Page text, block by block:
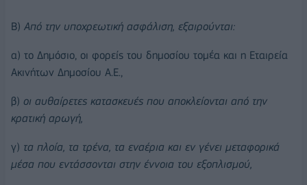
Β) Από την υποχρεωτική ασφάλιση, εξαιρούνται:
α) το Δημόσιο, οι φορείς του δημοσίου τομέα και η Εταιρεία
Ακινήτων Δημοσίου Α.Ε.,
β) οι αυθαίρετες κατασκευές που αποκλείονται από την
κρατική αρωγή,
γ) τα πλοία, τα τρένα, τα εναέρια και εν γένει μεταφορικά
μέσα που εντάσσονται στην έννοια του εξοπλισμού,